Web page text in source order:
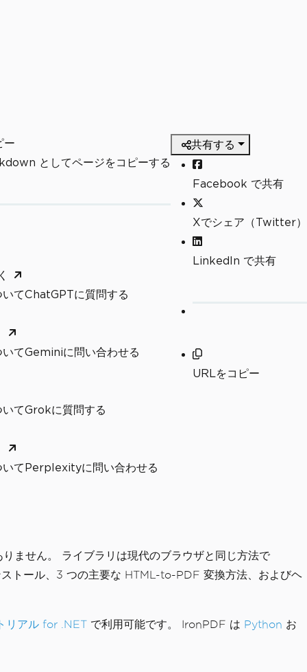
ー
としてページをコピーする
てChatGPTに質問する
てGeminiに問い合わせる
てGrokに質問する
いてPerplexityに問い合わせる
共有する
Facebook で共有
Xでシェア（Twitter）
LinkedIn で共有
URLをコピー
ません。 ライブラリは現代のブラウザと同じ方法で
トール、3 つの主要な HTML-to-PDF 変換方法、およびヘ
リアル for .NET で利用可能です。 IronPDF は Python お